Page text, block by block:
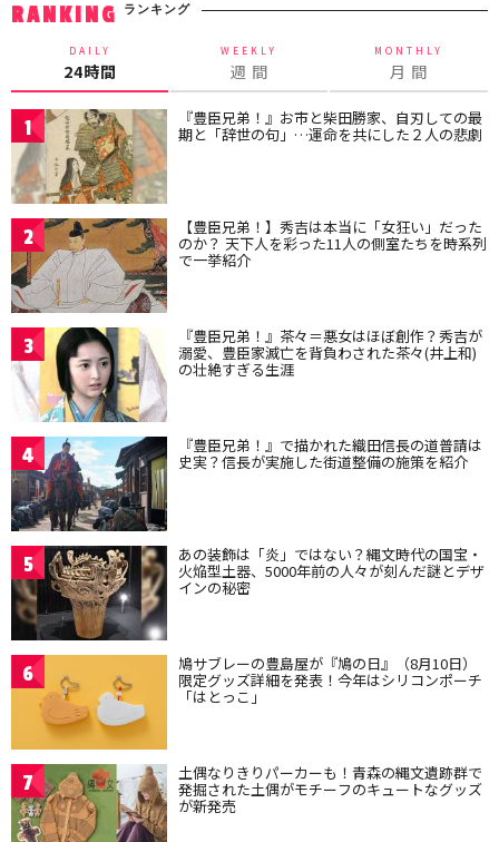
RANKING ランキング
DAILY
24時間
WEEKLY
週 間
MONTHLY
月 間
1 『豊臣兄弟！』お市と柴田勝家、自刃しての最
期と「辞世の句」…運命を共にした２人の悲劇
2 【豊臣兄弟！】秀吉は本当に「女狂い」だった
のか？ 天下人を彩った11人の側室たちを時系列
で一挙紹介
3 『豊臣兄弟！』茶々＝悪女はほぼ創作？秀吉が
溺愛、豊臣家滅亡を背負わされた茶々(井上和)
の壮絶すぎる生涯
4 『豊臣兄弟！』で描かれた織田信長の道普請は
史実？信長が実施した街道整備の施策を紹介
5 あの装飾は「炎」ではない？縄文時代の国宝・
火焔型土器、5000年前の人々が刻んだ謎とデザ
インの秘密
6 鳩サブレーの豊島屋が『鳩の日』（8月10日）
限定グッズ詳細を発表！今年はシリコンポーチ
「はとっこ」
7 土偶なりきりパーカーも！青森の縄文遺跡群で
発掘された土偶がモチーフのキュートなグッズ
が新発売